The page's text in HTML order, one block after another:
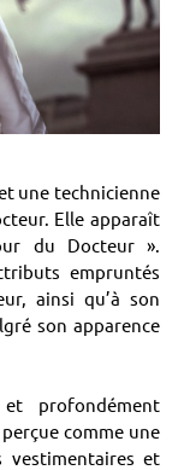
une technicienne
Elle apparaît
du Docteur ».
empruntés
ainsi qu’à son
son apparence
profondément
comme une
et